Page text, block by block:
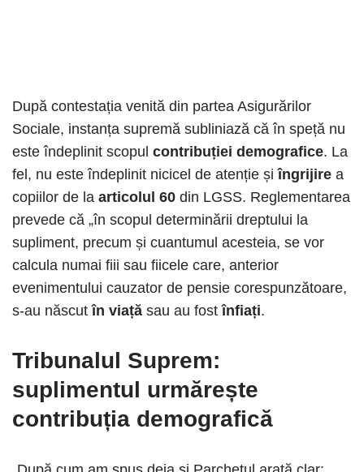
După contestația venită din partea Asigurărilor
Sociale, instanța supremă subliniază că în speță nu
este îndeplinit scopul contribuției demografice. La
fel, nu este îndeplinit nicicel de atenție și îngrijire a
copiilor de la articolul 60 din LGSS. Reglementarea
prevede că „în scopul determinării dreptului la
supliment, precum și cuantumul acesteia, se vor
calcula numai fiii sau fiicele care, anterior
evenimentului cauzator de pensie corespunzătoare,
s-au născutîn viață sau au fost înfiați.
Tribunalul Suprem:
suplimentul urmărește
contribuția demografică